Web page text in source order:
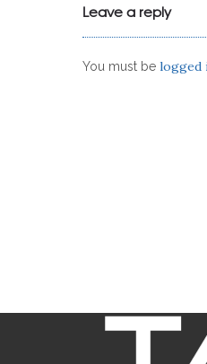
Leave a reply
You must be logged